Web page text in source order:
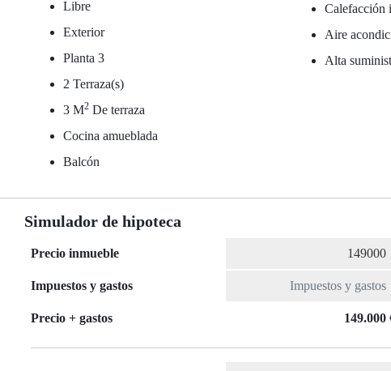
Libre
Exterior
Planta 3
2 Terraza(s)
3 M2 De terraza
Cocina amueblada
Balcón
Calefacción
Aire
Alta
Simulador de hipoteca
Precio inmueble
Impuestos y gastos
Precio + gastos 149.000